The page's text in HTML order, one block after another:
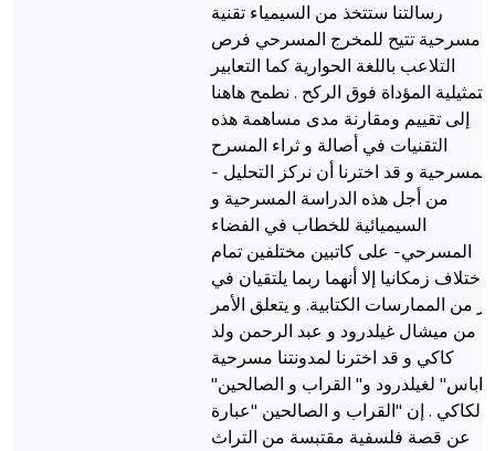
رسالتنا ستتخذ من السيمياء تقنية
مسرحية تتيح للمخرج المسرحي فرص
التلاعب باللغة الحوارية كما التعابير
التمثيلية المؤداة فوق الركح . نطمح هاهنا
إلى تقييم ومقارنة مدى مساهمة هذه
التقنيات في أصالة و ثراء المسرح
و قد اخترنا أن نركز التحليل -
من أجل هذه الدراسة المسرحية و
السيميائية للخطاب في الفضاء
المسرحي- على كاتبين مختلفين تمام
الاختلاف زمكانيا إلا أنهما ربما يلتقيان في
من الممارسات الكتابية. و يتعلق الأمر
من ميشال غيلدرود و عبد الرحمن ولد
كاكي و قد اخترنا لمدونتنا مسرحية
لغيلدرود و" القراب و الصالحين"
لكاكي . إن "القراب و الصالحين "عبارة
عن قصة فلسفية مقتبسة من التراث